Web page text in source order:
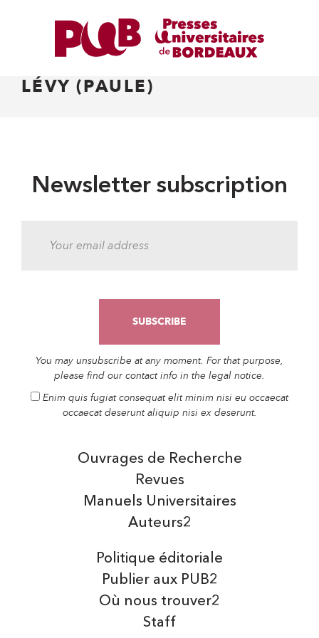
LÉVY (PAULE)
Newsletter subscription
You may unsubscribe at any moment. For that purpose,
please find our contact info in the legal notice.
Enim quis fugiat consequat elit minim nisi eu occaecat
occaecat deserunt aliquip nisi ex deserunt.
Auteurs2
Manuels Universitaires
Ouvrages de Recherche
Revues
Politique éditoriale
Publier aux PUB2
Où nous trouver2
Staff